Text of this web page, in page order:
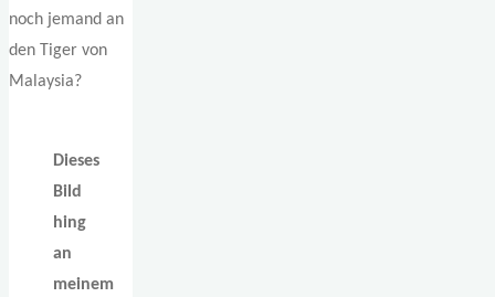
noch jemand an
den Tiger von
Malaysia?
Dieses
Bild
hing
an
meinem